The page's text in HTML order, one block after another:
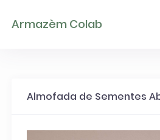
Armazèm Colab
Almofada de Sementes